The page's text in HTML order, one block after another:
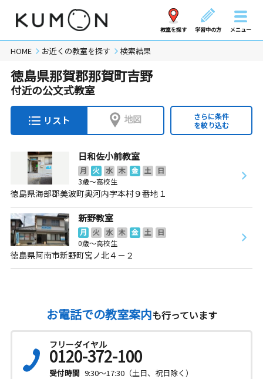
教室を探す 学習中の方 メニュー
HOME お近くの教室を探す 検索結果
徳島県那賀郡那賀町吉野
付近の公文式教室
リスト 地図
さらに条件
を絞り込む
日和佐小前教室
月 火 水 木 金 土
日
3歳～高校生
徳島県海部郡美波町奥河内字本村９番地１
新野教室
月 火 水 木 金 土
日
0歳～高校生
徳島県阿南市新野町宮ノ北４－２
お電話での教室案内も行っています
フリーダイヤル
0120-372-100
受付時間 9:30～17:30（土日、祝日除く）